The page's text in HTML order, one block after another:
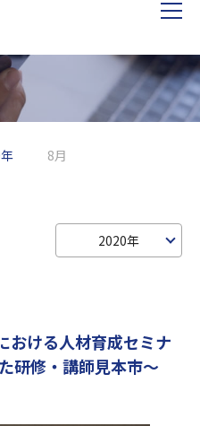
8月
2020年
おける人材育成セミナ
研修・講師見本市～